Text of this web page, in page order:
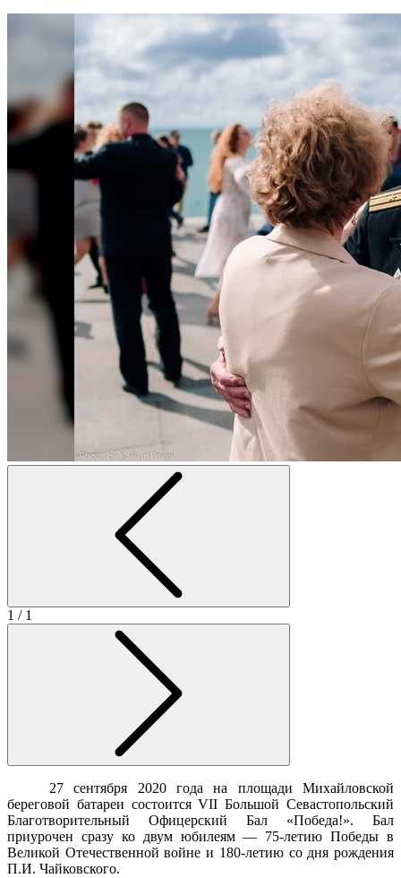
1 / 1
27 сентября 2020 года на площади Михайловской
береговой батареи состоится VII Большой Севастопольский
Благотворительный Офицерский Бал «Победа!». Бал
приурочен сразу ко двум юбилеям — 75-летию Победы в
Великой Отечественной войне и 180-летию со дня рождения
П.И. Чайковского.